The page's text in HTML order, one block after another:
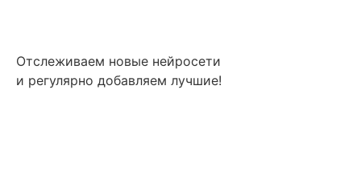
Отслеживаем новые нейросети
и регулярно добавляем лучшие!